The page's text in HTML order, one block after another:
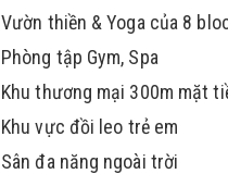
Vườn thiền & Yoga của 8
Phòng tập Gym, Spa
Khu thương mại 300m mặt
Khu vực đồi leo trẻ em
Sân đa năng ngoài trời